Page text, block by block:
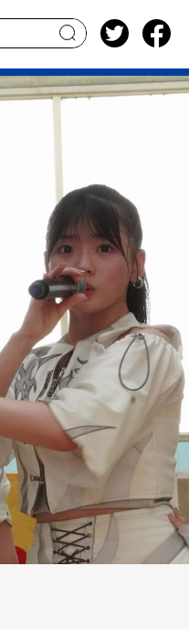
search